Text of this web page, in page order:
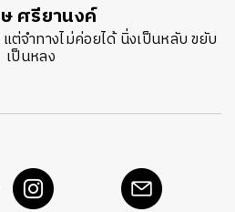
ศรี​ยา​นงค์​
ต่จำทางไม่ค่อยได้ นิ่งเป็นหลับ ขยับ
เป็นหลง